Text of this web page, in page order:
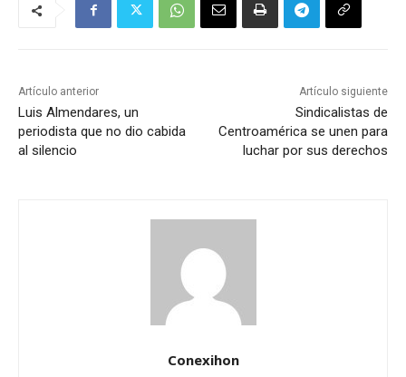
Artículo anterior
Luis Almendares, un
periodista que no dio cabida
al silencio
Artículo siguiente
Sindicalistas de
Centroamérica se unen para
luchar por sus derechos
Conexihon